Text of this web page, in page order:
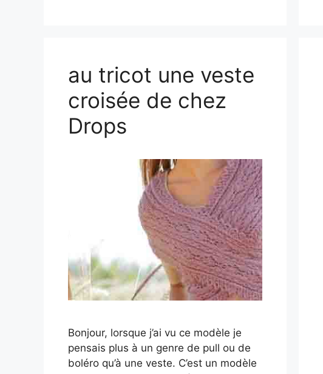
au tricot une veste
croisée de chez
Drops
Bonjour, lorsque j’ai vu ce modèle je
pensais plus à un genre de pull ou de
boléro qu’à une veste. C’est un modèle